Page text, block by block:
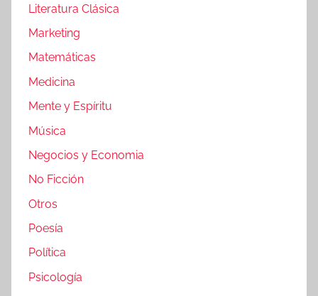
Literatura Clásica
Marketing
Matemáticas
Medicina
Mente y Espíritu
Música
Negocios y Economia
No Ficción
Otros
Poesía
Política
Psicología